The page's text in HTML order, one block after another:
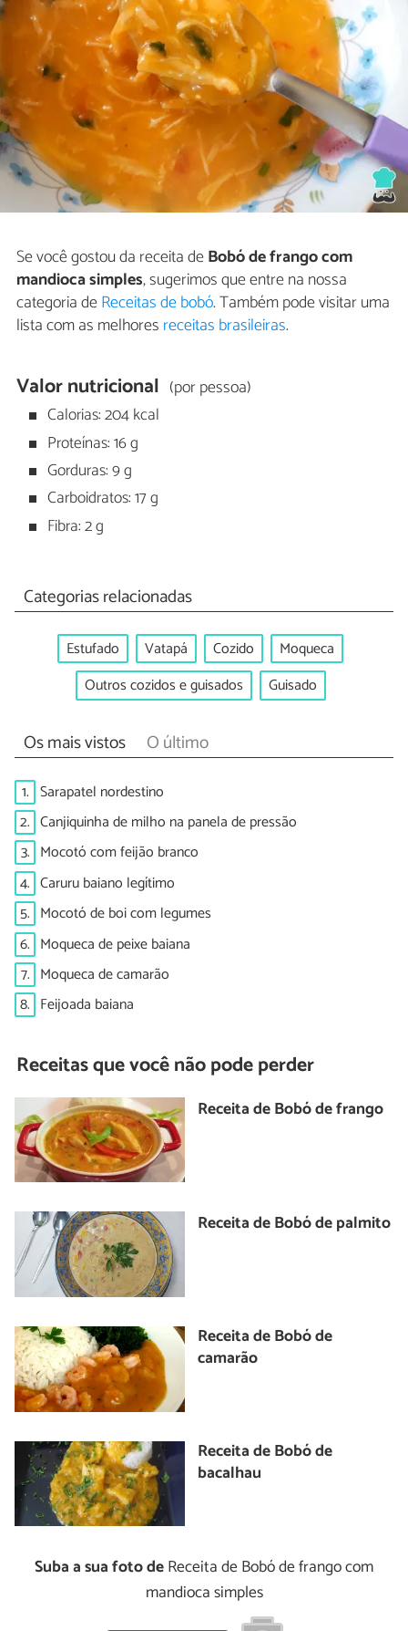
Se você gostou da receita deBobó de frango com
mandioca simples, sugerimos que entre na nossa
categoria deReceitas de bobó. Também pode visitar uma
lista com as melhores receitas brasileiras.
Valor nutricional (por pessoa)
Calorias: 204 kcal
Proteínas: 16 g
Gorduras: 9 g
Carboidratos: 17 g
Fibra: 2 g
Categorias relacionadas
Estufado Vatapá Cozido
Moqueca
Outros cozidos e guisados
Guisado
Os mais vistos O último
1. Sarapatel nordestino
2. Canjiquinha de milho na panela de pressão
3. Mocotó com feijão branco
4. Caruru baiano legítimo
5. Mocotó de boi com legumes
6. Moqueca de peixe baiana
7. Moqueca de camarão
8. Feijoada baiana
Receitas que você não pode perder
Receita de Bobó de frango
Receita de Bobó de palmito
Receita de Bobó de
camarão
Receita de Bobó de
bacalhau
Suba a sua foto deReceita de Bobó de frango com
mandioca simples